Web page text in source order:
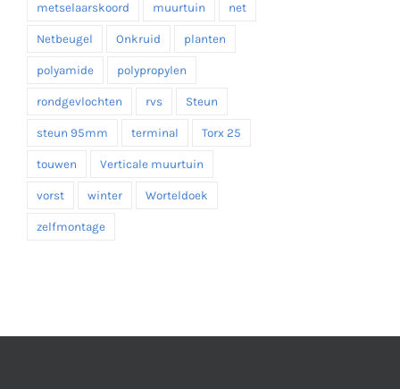
metselaarskoord muurtuin net
Netbeugel Onkruid planten
polyamide polypropylen
rondgevlochten rvs Steun
steun 95mm terminal Torx 25
touwen Verticale muurtuin
vorst winter Worteldoek
zelfmontage